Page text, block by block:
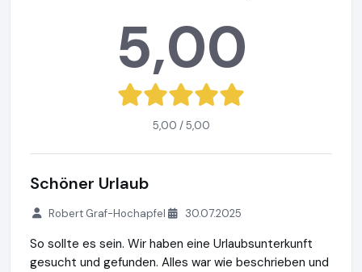
5,00
5,00 / 5,00
Schöner Urlaub
Robert Graf-Hochapfel 30.07.2025
So sollte es sein. Wir haben eine Urlaubsunterkunft
gesucht und gefunden. Alles war wie beschrieben und